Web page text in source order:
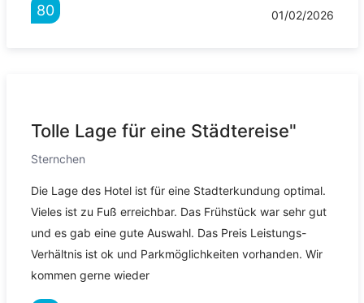
80 01/02/2026
Tolle Lage für eine Städtereise"
Sternchen
Die Lage des Hotel ist für eine Stadterkundung optimal.
Vieles ist zu Fuß erreichbar. Das Frühstück war sehr gut
und es gab eine gute Auswahl. Das Preis Leistungs-
Verhältnis ist ok und Parkmöglichkeiten vorhanden. Wir
kommen gerne wieder